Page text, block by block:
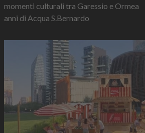
momenti culturali tra Garessio e
anni di Acqua S.Bernardo